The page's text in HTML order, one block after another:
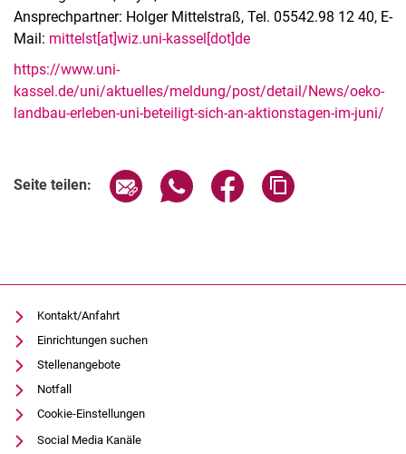
Ansprechpartner: Holger Mittelstraß, Tel. 05542.98 12 40, E-
Mail: mittelst[at]wiz.uni-kassel[dot]de
https://www.uni-
kassel.de/uni/aktuelles/meldung/post/detail/News/oeko-
landbau-erleben-uni-beteiligt-sich-an-aktionstagen-im-juni/
Seite teilen: Seite über E-Mail teilen
Seite über WhatsApp teilen
Seite über Facebook
Kontakt/Anfahrt
Einrichtungen suchen
Stellenangebote
Notfall
Cookie-Einstellungen
Social Media Kanäle